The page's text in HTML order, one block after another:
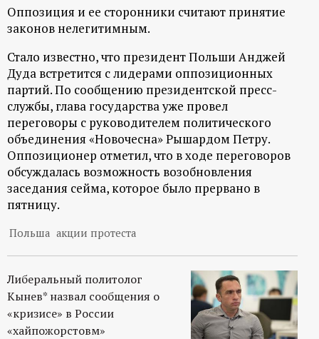
н
н
ы
й
п
о
т
а
л
Оппозиция и ее сторонники считают принятие
законов нелегитимным.
Стало известно, что президент Польши Анджей
Дуда встретится с лидерами оппозиционных
партий. По сообщению президентской пресс-
службы, глава государства уже провел
переговоры с руководителем политического
объединения «Новочесна» Рышардом Петру.
Оппозиционер отметил, что в ходе переговоров
обсуждалась возможность возобновления
заседания сейма, которое было прервано в
пятницу.
Польша акции протеста
Либеральный политолог
Кынев* назвал сообщения о
«кризисе» в России
«хайпожорстовм»